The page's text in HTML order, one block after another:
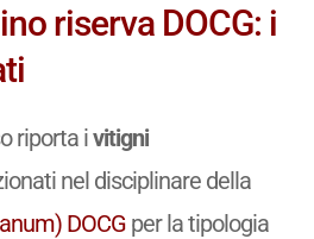
riserva DOCG: i
riporta ivitigni
nel disciplinare della
DOCGper la tipologia